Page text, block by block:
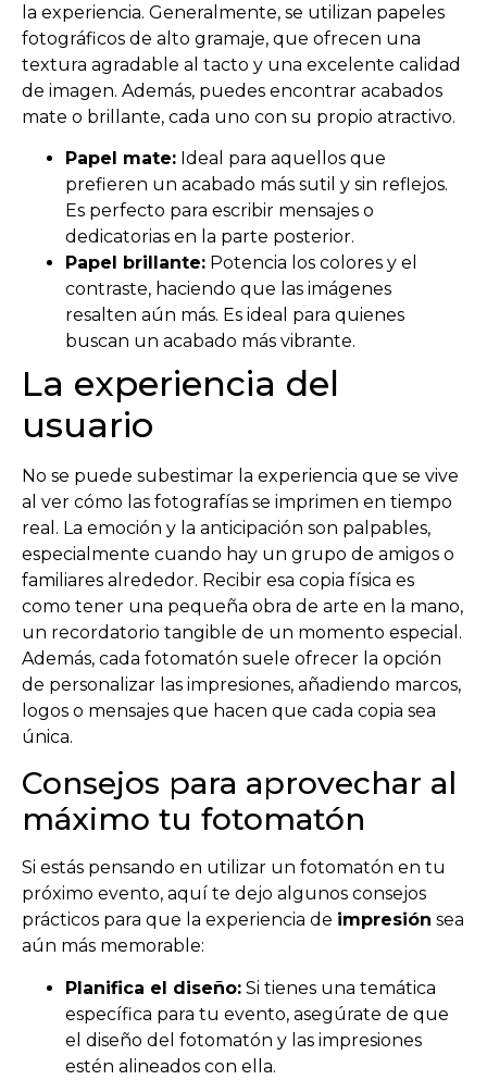
la experiencia. Generalmente, se utilizan papeles
fotográficos de alto gramaje, que ofrecen una
textura agradable al tacto y una excelente calidad
de imagen. Además, puedes encontrar acabados
mate o brillante, cada uno con su propio atractivo.
Papel mate: Ideal para aquellos que
prefieren un acabado más sutil y sin reflejos.
Es perfecto para escribir mensajes o
dedicatorias en la parte posterior.
Papel brillante: Potencia los colores y el
contraste, haciendo que las imágenes
resalten aún más. Es ideal para quienes
buscan un acabado más vibrante.
La experiencia del
usuario
No se puede subestimar la experiencia que se vive
al ver cómo las fotografías se imprimen en tiempo
real. La emoción y la anticipación son palpables,
especialmente cuando hay un grupo de amigos o
familiares alrededor. Recibir esa copia física es
como tener una pequeña obra de arte en la mano,
un recordatorio tangible de un momento especial.
Además, cada fotomatón suele ofrecer la opción
de personalizar las impresiones, añadiendo marcos,
logos o mensajes que hacen que cada copia sea
única.
Consejos para aprovechar al
máximo tu fotomatón
Si estás pensando en utilizar un fotomatón en tu
próximo evento, aquí te dejo algunos consejos
prácticos para que la experiencia de impresión sea
aún más memorable:
Planifica el diseño: Si tienes una temática
específica para tu evento, asegúrate de que
el diseño del fotomatón y las impresiones
estén alineados con ella.